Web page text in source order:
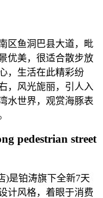
区鱼洞巴县大道，毗
优美，很适合散步放
，生活在此精彩纷
，风光旎丽，引人入
水世界，观赏海豚表
pedestrian street
)是铂涛旗下全新7天
计风格，着眼于消费